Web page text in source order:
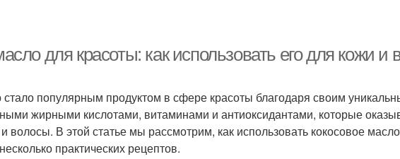
для красоты: как использовать его для кожи и
стало популярным продуктом в сфере красоты благодаря своим
жирными кислотами, витаминами и антиоксидантами, которые
волосы. В этой статье мы рассмотрим, как использовать кокосовое
практических рецептов.